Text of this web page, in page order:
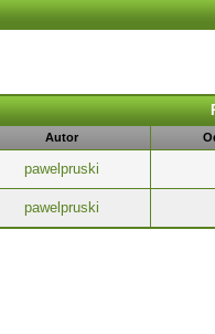
Autor
pawelpruski
pawelpruski